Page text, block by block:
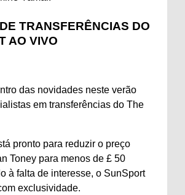
TRANSFERÊNCIAS DO
AO VIVO
das novidades neste verão
em transferências do The
pronto para reduzir o preço
Toney para menos de £ 50
à falta de interesse, o SunSport
exclusividade.